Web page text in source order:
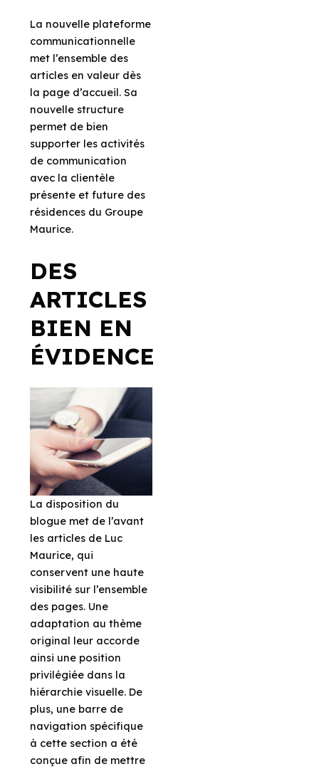
La nouvelle plateforme
communicationnelle
met l’ensemble des
articles en valeur dès
la page d’accueil. Sa
nouvelle structure
permet de bien
supporter les activités
de communication
avec la clientèle
présente et future des
résidences du Groupe
Maurice.
DES
ARTICLES
BIEN EN
ÉVIDENCE
La disposition du
blogue met de l’avant
les articles de Luc
Maurice, qui
conservent une haute
visibilité sur l’ensemble
des pages. Une
adaptation au thème
original leur accorde
ainsi une position
privilégiée dans la
hiérarchie visuelle. De
plus, une barre de
navigation spécifique
à cette section a été
conçue afin de mettre